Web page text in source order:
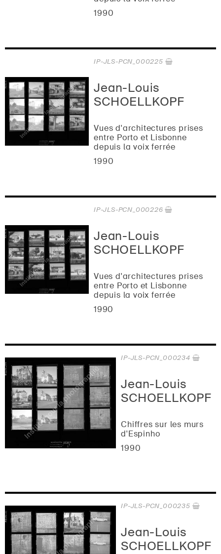
1990
Jean-Louis
SCHOELLKOPF
Vues d'architectures prises
entre Porto et Lisbonne
depuis la voix ferrée
1990
IP-JLS-PCN_000225
Jean-Louis
SCHOELLKOPF
Vues d'architectures prises
entre Porto et Lisbonne
depuis la voix ferrée
1990
IP-JLS-PCN_000226
Jean-Louis
SCHOELLKOPF
Chiffres sur les murs
d'Espinho
1990
IP-JLS-PCN_000234
Jean-Louis
SCHOELLKOPF
IP-JLS-PCN_000235